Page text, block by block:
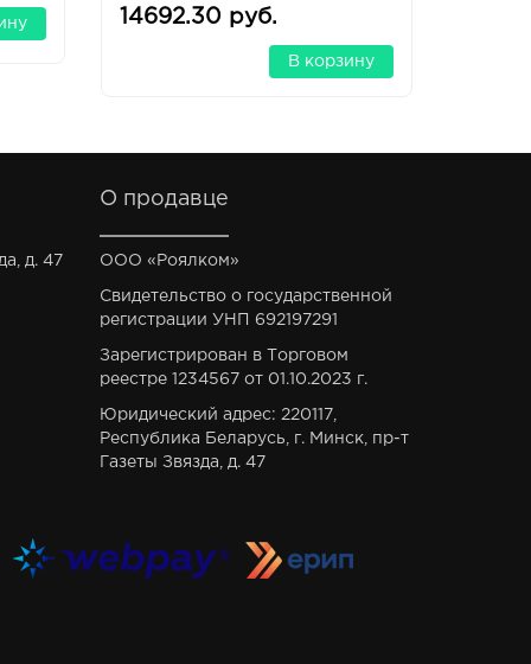
14692.30 руб.
В корзину
д. 47
О продавце
ООО «Роялком»
Свидетельство о государственной
регистрации УНП 692197291
Зарегистрирован в Торговом
реестре 1234567 от 01.10.2023 г.
Юридический адрес: 220117,
Республика Беларусь, г. Минск, пр-т
Газеты Звязда, д. 47